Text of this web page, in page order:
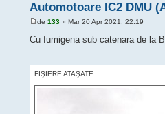
Automotoare IC2 DMU
de 133» Mar 20 Apr 2021, 22:19
Cu fumigena sub catenara de la
FIŞIERE ATAŞATE